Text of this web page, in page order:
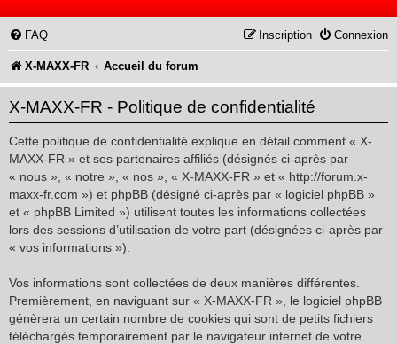
FAQ Connexion
Inscription
X-MAXX-FR Accueil du forum
X-MAXX-FR - Politique de confidentialité
Cette politique de confidentialité explique en détail comment « X-
MAXX-FR » et ses partenaires affiliés (désignés ci-après par
« nous », « notre », « nos », « X-MAXX-FR » et « http://forum.x-
maxx-fr.com ») et phpBB (désigné ci-après par « logiciel phpBB »
et « phpBB Limited ») utilisent toutes les informations collectées
lors des sessions d’utilisation de votre part (désignées ci-après par
« vos informations »).
Vos informations sont collectées de deux manières différentes.
Premièrement, en naviguant sur « X-MAXX-FR », le logiciel phpBB
génèrera un certain nombre de cookies qui sont de petits fichiers
téléchargés temporairement par le navigateur internet de votre